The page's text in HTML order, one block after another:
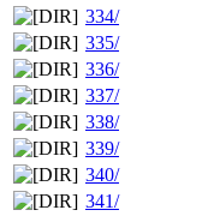
334/
335/
336/
337/
338/
339/
340/
341/